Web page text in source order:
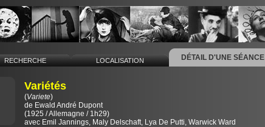
RECHERCHE LOCALISATION DÉTAIL D'UNE SÉANCE
Variétés
(Variete)
de Ewald André Dupont
(1925 / Allemagne / 1h29)
avec Emil Jannings, Maly Delschaft, Lya De Putti, Warwick Ward